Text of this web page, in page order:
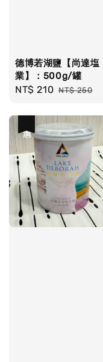
德博若湖鹽【尚達塩
業】：500g/罐
Sale
NT$ 210 Regular
NT$ 250